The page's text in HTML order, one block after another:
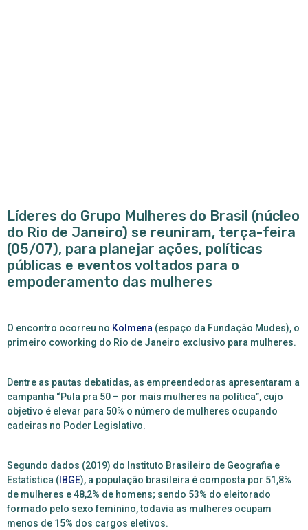
Líderes do Grupo Mulheres do Brasil (núcleo
do Rio de Janeiro) se reuniram, terça-feira
(05/07), para planejar ações, políticas
públicas e eventos voltados para o
empoderamento das mulheres
O encontro ocorreu no Kolmena (espaço da Fundação Mudes), o
primeiro coworking do Rio de Janeiro exclusivo para mulheres.
Dentre as pautas debatidas, as empreendedoras apresentaram a
campanha “Pula pra 50 – por mais mulheres na política”, cujo
objetivo é elevar para 50% o número de mulheres ocupando
cadeiras no Poder Legislativo.
Segundo dados (2019) do Instituto Brasileiro de Geografia e
Estatística ( IBGE), a população brasileira é composta por 51,8%
de mulheres e 48,2% de homens; sendo 53% do eleitorado
formado pelo sexo feminino, todavia as mulheres ocupam
menos de 15% dos cargos eletivos.